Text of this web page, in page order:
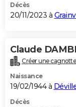
Décès
20/11/2023 à
Claude
Créer une
Naissance
19/02/1944 à
Décès